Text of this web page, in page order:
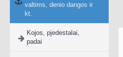
valtims, denio dangos ir
kt.
Kojos, pjedestalai,
padai